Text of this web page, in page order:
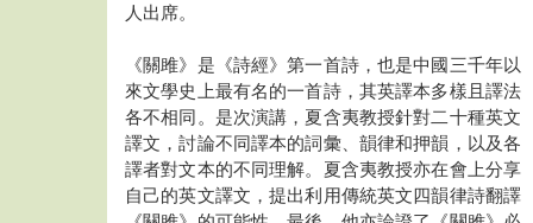
人出席。
《關雎》是《詩經》第一首詩，也是中國三千年以
來文學史上最有名的一首詩，其英譯本多樣且譯法
各不相同。是次演講，夏含夷教授針對二十種英文
譯文，討論不同譯本的詞彙、韻律和押韻，以及各
譯者對文本的不同理解。夏含夷教授亦在會上分享
自己的英文譯文，提出利用傳統英文四韻律詩翻譯